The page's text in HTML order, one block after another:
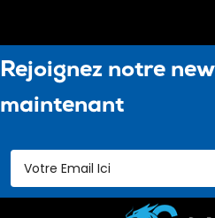
Rejoignez notre
maintenant